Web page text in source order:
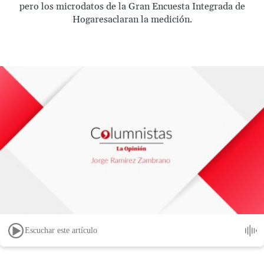
pero los microdatos de la Gran Encuesta Integrada de
Hogaresaclaran la medición.
Escuchar este artículo